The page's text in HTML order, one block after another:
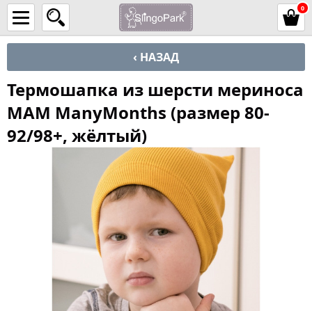
0
‹ НАЗАД
Термошапка из шерсти мериноса
MAM ManyMonths (размер 80-
92/98+, жёлтый)